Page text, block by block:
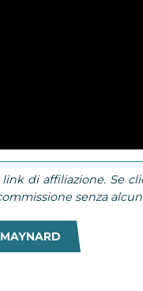
di affiliazione. Se
senza